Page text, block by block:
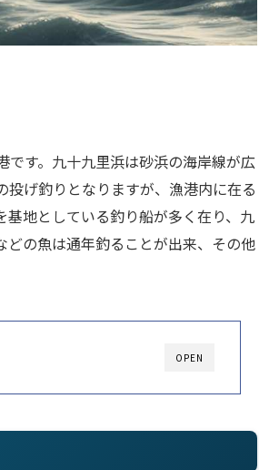
す。九十九里浜は砂浜の海岸線が広
げ釣りとなりますが、漁港内に在る
地としている釣り船が多く在り、九
の魚は通年釣ることが出来、その他
OPEN